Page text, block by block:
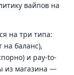
вайпов на
на три типа:
баланс),
и pay-to-
из магазина —